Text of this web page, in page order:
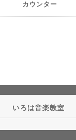
カウンター
いろは音楽教室